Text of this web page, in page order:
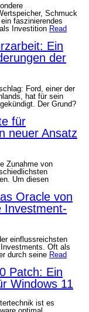
Schmuck
faszinierendes
Investition Read
Ein
der
Ford, einer der
hat für sein
Der Grund?
für
neuer Ansatz
Zunahme von
Um diesen
Oracle von
Investment-
einflussreichsten
Oft als
durch seine Read
Patch: Ein
Windows 11
ist es
optimal